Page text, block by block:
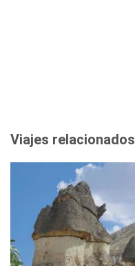
Viajes relacionados